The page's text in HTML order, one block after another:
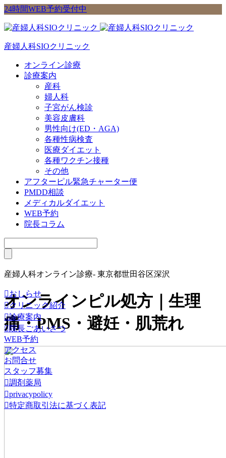
24時間WEB予約受付中
産婦人科SIOクリニック
オンライン診療
診療案内
産科
婦人科
子宮がん検診
美容皮膚科
男性向け(ED・AGA)
各種性病検査
医療ダイエット
各種ワクチン接種
その他
アフターピル緊急チャーター便
PMDD相談
メディカルダイエット
WEB予約
院長コラム
産婦人科オンライン診療- 東京都世田谷区深沢
おしらせ
クリニック紹介
診療案内
院長ごあいさつ
WEB予約
アクセス
お問合せ
スタッフ募集
調剤薬局
privacypolicy
特定商取引法に基づく表記
オンラインピル処方｜生理
痛・PMS・避妊・肌荒れ